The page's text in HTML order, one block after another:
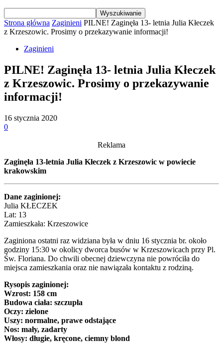
Strona główna Zaginieni PILNE! Zaginęła 13- letnia Julia Kłeczek
z Krzeszowic. Prosimy o przekazywanie informacji!
Zaginieni
PILNE! Zaginęła 13- letnia Julia Kłeczek
z Krzeszowic. Prosimy o przekazywanie
informacji!
16 stycznia 2020
0
Reklama
Zaginęła 13-letnia Julia Kłeczek z Krzeszowic w powiecie
krakowskim
Dane zaginionej:
Julia KŁECZEK
Lat: 13
Zamieszkała: Krzeszowice
Zaginiona ostatni raz widziana była w dniu 16 stycznia br. około
godziny 15:30 w okolicy dworca busów w Krzeszowicach przy Pl.
Św. Floriana. Do chwili obecnej dziewczyna nie powróciła do
miejsca zamieszkania oraz nie nawiązała kontaktu z rodziną.
Rysopis zaginionej:
Wzrost: 158 cm
Budowa ciała: szczupła
Oczy: zielone
Uszy: normalne, prawe odstające
Nos: mały, zadarty
Włosy: długie, kręcone, ciemny blond